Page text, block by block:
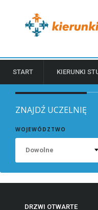
START KIERUNKI
ZNAJDŹ UCZELNIĘ
WOJEWÓDZTWO
Dowolne
DRZWI OTWARTE